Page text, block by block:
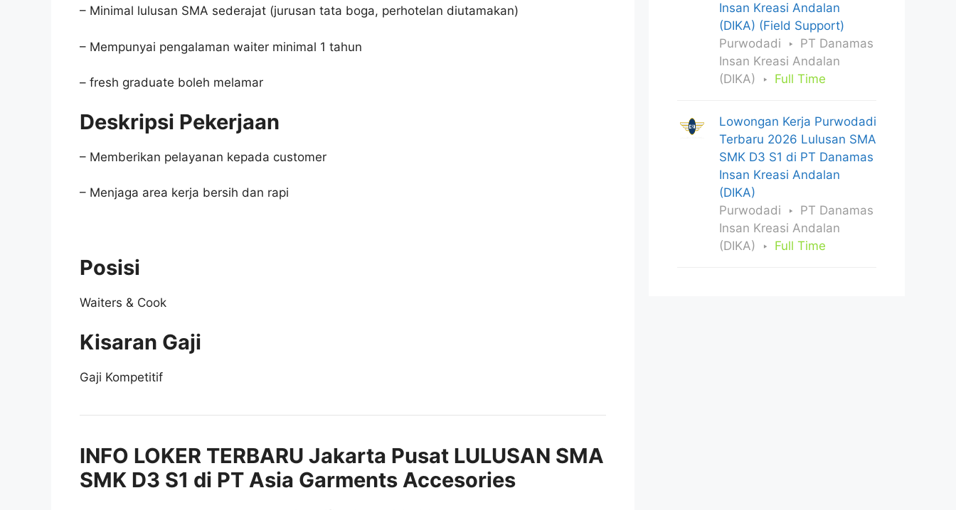
– Minimal lulusan SMA sederajat (jurusan tata boga, perhotelan diutamakan)
– Mempunyai pengalaman waiter minimal 1 tahun
– fresh graduate boleh melamar
Deskripsi Pekerjaan
– Memberikan pelayanan kepada customer
– Menjaga area kerja bersih dan rapi
Posisi
Waiters & Cook
Kisaran Gaji
Gaji Kompetitif
INFO LOKER TERBARU Jakarta Pusat LULUSAN SMA
SMK D3 S1 di PT Asia Garments Accesories
Insan Kreasi Andalan
(DIKA) (Field Support)
Purwodadi
PT Danamas
Insan Kreasi Andalan
(DIKA)
Full Time
Lowongan Kerja Purwodadi
Terbaru 2026 Lulusan SMA
SMK D3 S1 di PT Danamas
Insan Kreasi Andalan
(DIKA)
Purwodadi
PT Danamas
Insan Kreasi Andalan
(DIKA)
Full Time